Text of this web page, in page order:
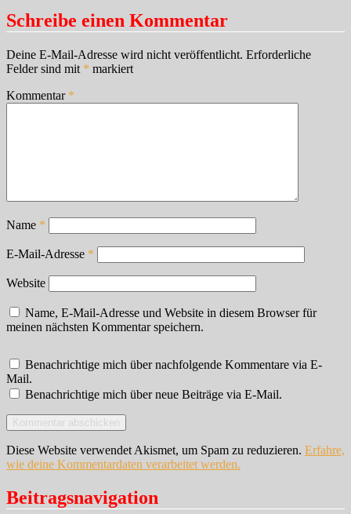
Schreibe einen Kommentar
Deine E-Mail-Adresse wird nicht veröffentlicht. Erforderliche
Felder sind mit * markiert
Kommentar *
Name *
E-Mail-Adresse *
Website
Name, E-Mail-Adresse und Website in diesem Browser für
meinen nächsten Kommentar speichern.
Benachrichtige mich über nachfolgende Kommentare via E-
Mail.
Benachrichtige mich über neue Beiträge via E-Mail.
Diese Website verwendet Akismet, um Spam zu reduzieren. Erfahre,
wie deine Kommentardaten verarbeitet werden.
Beitragsnavigation